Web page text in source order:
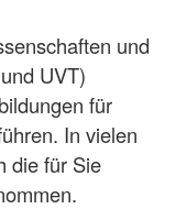
und
UVT)
für
In vielen
die für Sie